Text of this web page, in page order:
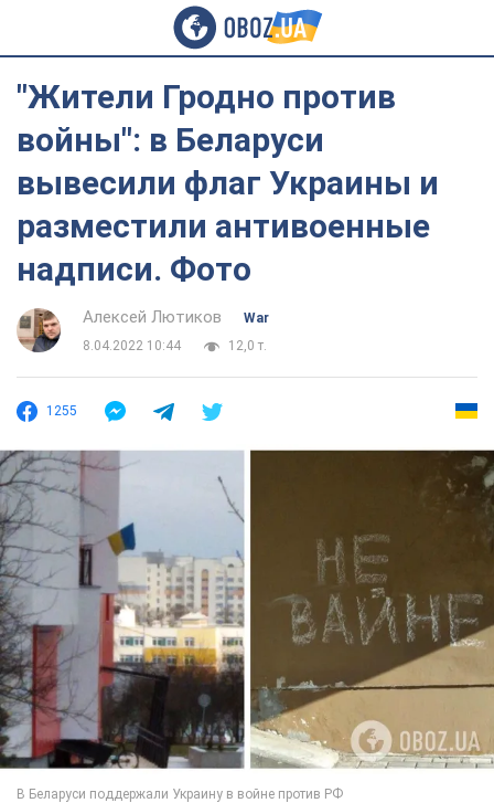
"Жители Гродно против
войны": в Беларуси
вывесили флаг Украины и
разместили антивоенные
надписи. Фото
Алексей Лютиков
War
8.04.2022 10:44
12,0 т.
1255